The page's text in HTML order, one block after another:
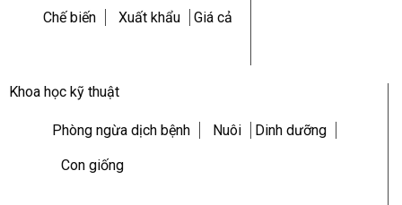
Chế biến Xuất khẩu Giá cả
Khoa học kỹ thuật
Phòng ngừa dịch bệnh Nuôi Dinh dưỡng
Con giống